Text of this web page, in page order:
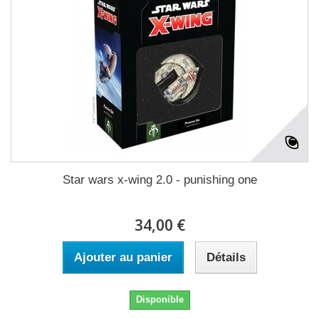
Star wars x-wing 2.0 - punishing one
34,00 €
Ajouter au panier Détails
Disponible